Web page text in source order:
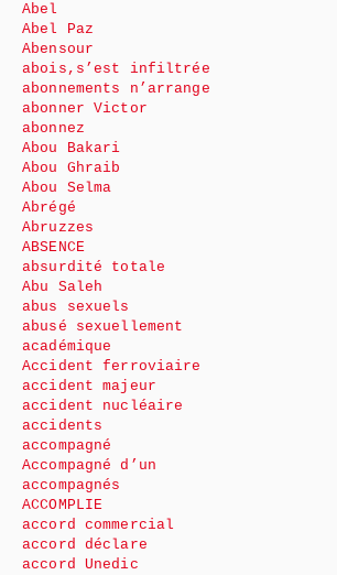
Abel
Abel Paz
Abensour
abois,s’est infiltrée
abonnements n’arrange
abonner Victor
abonnez
Abou Bakari
Abou Ghraib
Abou Selma
Abrégé
Abruzzes
ABSENCE
absurdité totale
Abu Saleh
abus sexuels
abusé sexuellement
académique
Accident ferroviaire
accident majeur
accident nucléaire
accidents
accompagné
Accompagné d’un
accompagnés
ACCOMPLIE
accord commercial
accord déclare
accord Unedic